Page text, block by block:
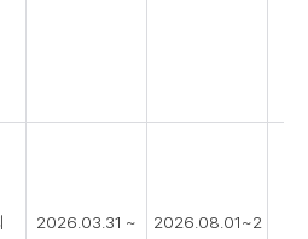
2026.03.31 ~
2026.08.01~2